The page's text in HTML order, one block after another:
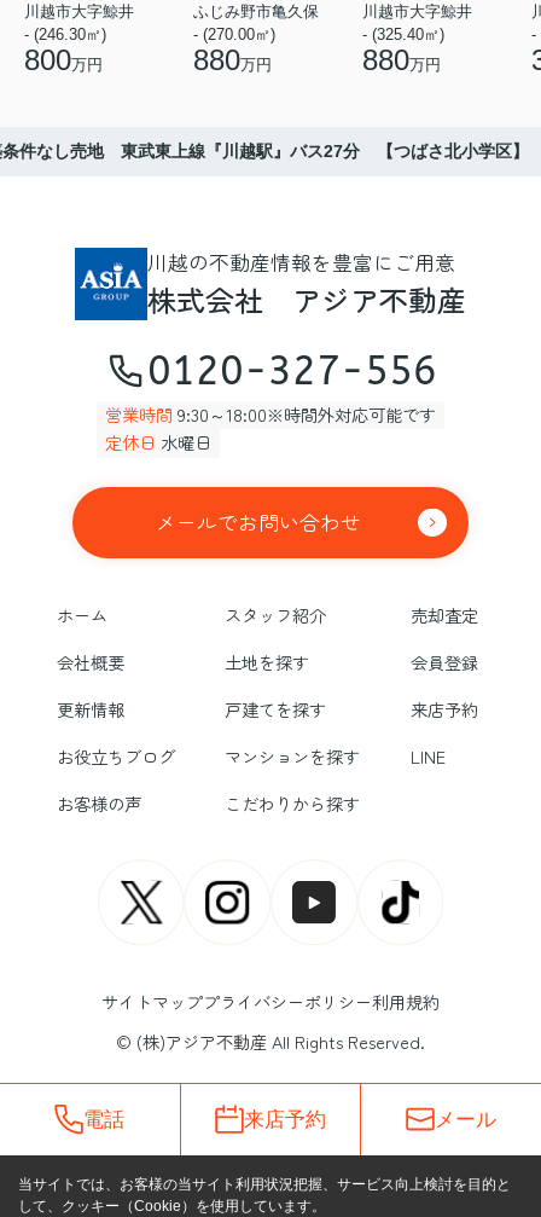
川越市大字鯨井
- (246.30㎡)
800万円
ふじみ野市亀久保
- (270.00㎡)
880万円
川越市大字鯨井
- (325.40㎡)
880万円
-
件なし売地 東武東上線『川越駅』バス27分 【つばさ北小学区】
川越の不動産情報を豊富にご用意
株式会社 アジア不動産
0120-327-556
営業時間 9:30～18:00※時間外対応可能です
定休日 水曜日
メールでお問い合わせ
ホーム スタッフ紹介
売却査定
会社概要
土地を探す
会員登録
更新情報
戸建てを探す
来店予約
お役立ちブログ
マンションを探す
LINE
お客様の声
こだわりから探す
サイトマッププライバシーポリシー利用規約
© (株)アジア不動産 All Rights Reserved.
電話 来店予約 メール
当サイトでは、お客様の当サイト利用状況把握、サービス向上検討を目的と
して、クッキー（Cookie）を使用しています。